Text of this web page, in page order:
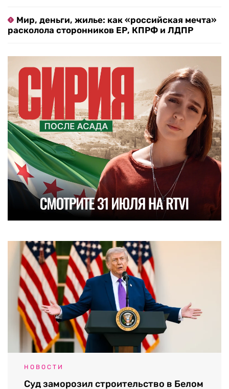
Мир, деньги, жилье: как «российская мечта»
расколола сторонников ЕР, КПРФ и ЛДПР
НОВОСТИ
Суд заморозил строительство в Белом